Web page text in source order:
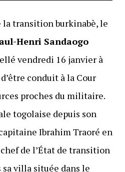
la transition burkinabè, le
Henri Sandaogo
vendredi 16 janvier à
conduit à la Cour
proches du militaire.
togolaise depuis son
Ibrahim Traoré en
de l’État de transition
villa située dans le